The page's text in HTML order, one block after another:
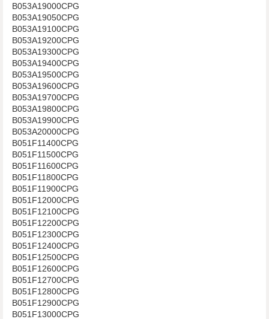
B053A19000CPG
B053A19050CPG
B053A19100CPG
B053A19200CPG
B053A19300CPG
B053A19400CPG
B053A19500CPG
B053A19600CPG
B053A19700CPG
B053A19800CPG
B053A19900CPG
B053A20000CPG
B051F11400CPG
B051F11500CPG
B051F11600CPG
B051F11800CPG
B051F11900CPG
B051F12000CPG
B051F12100CPG
B051F12200CPG
B051F12300CPG
B051F12400CPG
B051F12500CPG
B051F12600CPG
B051F12700CPG
B051F12800CPG
B051F12900CPG
B051F13000CPG